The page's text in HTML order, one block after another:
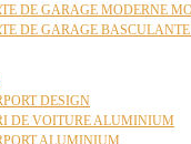
DE GARAGE MODERNE
DE GARAGE
DESIGN
DE VOITURE ALUMINIUM
ALUMINIUM